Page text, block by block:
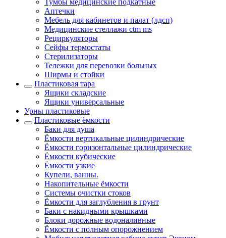
Аптечки
Мебель для кабинетов и палат (лдсп)
Медицинские стеллажи ctm ms
Рециркуляторы
Сейфы термостаты
Стерилизаторы
Тележки для перевозки больных
Ширмы и стойки
Пластиковая тара
Ящики складские
Ящики универсальные
Урны пластиковые
Пластиковые ёмкости
Баки для душа
Ёмкости вертикальные цилиндрические
Ёмкости горизонтальные цилиндрические
Ёмкости кубические
Ёмкости узкие
Купели, ванны.
Накопительные ёмкости
Системы очистки стоков
Ёмкости для заглубления в грунт
Баки с накидными крышками
Блоки дорожные водоналивные
Ёмкости с полным опорожнением